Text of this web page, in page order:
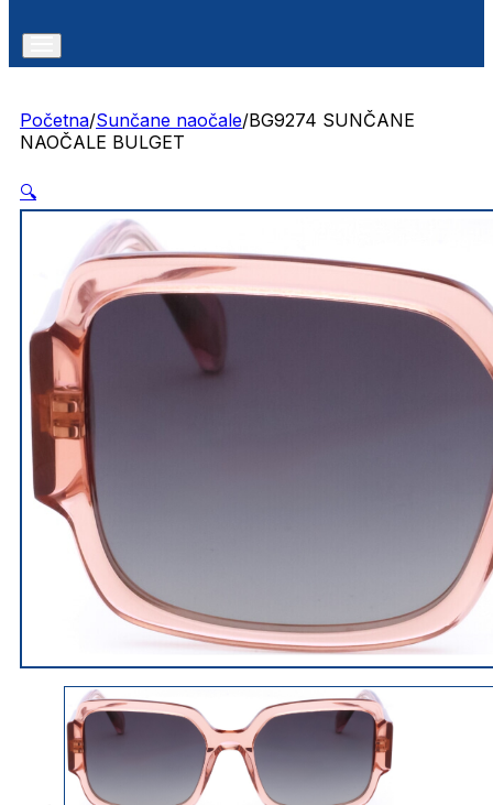
Početna/Sunčane naočale/BG9274 SUNČANE
NAOČALE BULGET
🔍